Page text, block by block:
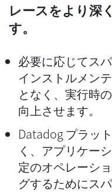
レースをより深
す。
必要に応じてス
インストルメン
となく、実行時
向上させます。
Datadog プラッ
く、アプリケー
定のオペレーシ
グするためにス